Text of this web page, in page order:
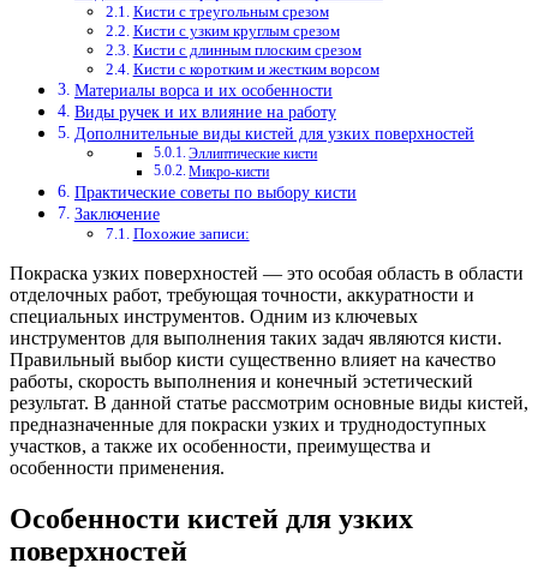
Кисти с треугольным срезом
Кисти с узким круглым срезом
Кисти с длинным плоским срезом
Кисти с коротким и жестким ворсом
Материалы ворса и их особенности
Виды ручек и их влияние на работу
Дополнительные виды кистей для узких поверхностей
Эллиптические кисти
Микро-кисти
Практические советы по выбору кисти
Заключение
Похожие записи:
Покраска узких поверхностей — это особая область в области
отделочных работ, требующая точности, аккуратности и
специальных инструментов. Одним из ключевых
инструментов для выполнения таких задач являются кисти.
Правильный выбор кисти существенно влияет на качество
работы, скорость выполнения и конечный эстетический
результат. В данной статье рассмотрим основные виды кистей,
предназначенные для покраски узких и труднодоступных
участков, а также их особенности, преимущества и
особенности применения.
Особенности кистей для узких
поверхностей